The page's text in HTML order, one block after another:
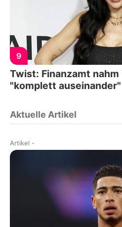
9
Twist: Finanzamt nahm
"komplett auseinander"
Aktuelle Artikel
Artikel -